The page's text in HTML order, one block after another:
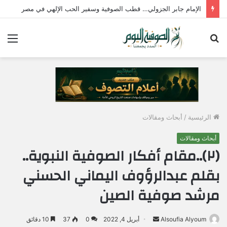
الإمام جابر الجزولي… قطب الصوفية وسفير الحب الإلهي في مصر
الرئيسية / أبحاث ومقالات
أبحاث ومقالات
(٢)..مقام أفكار الصوفية النبوية..
بقلم عبدالرؤوف اليماني الحسني
مرشد صوفية الصين
Alsoufia Alyoum أبريل 4, 2022 0
37